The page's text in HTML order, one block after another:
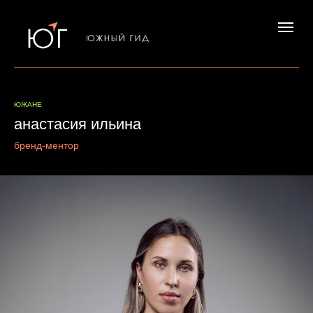
ЮЖАНЕ
анастасия ильина
бренд-ментор